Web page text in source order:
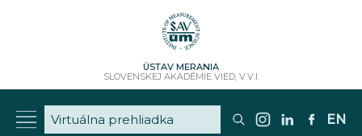
ÚSTAV MERANIA
SLOVENSKEJ AKADÉMIE VIED, V.V.I.
EN